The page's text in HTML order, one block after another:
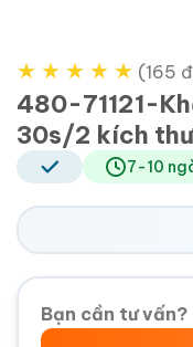
★ ★ ★ ★ ★ (165
480-71121-
30s/2 kích
7-10
Bạn cần tư vấn?